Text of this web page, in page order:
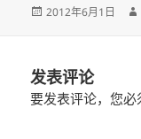
发
2012年6月1日
发表评论
要发表评论，您必